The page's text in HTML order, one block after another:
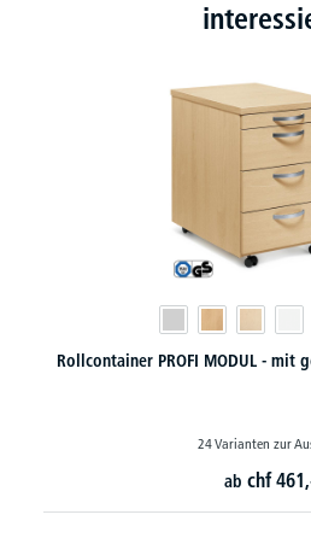
Rollcontainer PROFI MODUL - mit
24 Varianten zur
ab chf